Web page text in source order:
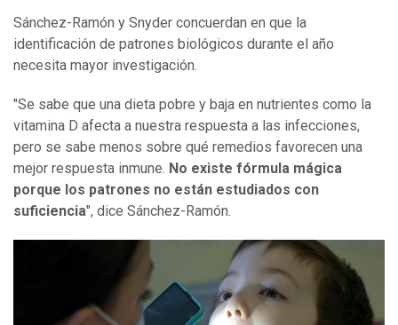
Sánchez-Ramón y Snyder concuerdan en que la
identificación de patrones biológicos durante el año
necesita mayor investigación.
"Se sabe que una dieta pobre y baja en nutrientes como la
vitamina D afecta a nuestra respuesta a las infecciones,
pero se sabe menos sobre qué remedios favorecen una
mejor respuesta inmune. No existe fórmula mágica
porque los patrones no están estudiados con
suficiencia", dice Sánchez-Ramón.